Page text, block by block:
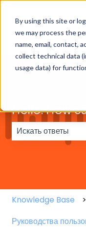
By using this site or
we may process the
name, email, contact,
collect technical data
usage data) for
Get
Started
Hello. How
Результаты
Knowledge Base
Руководства